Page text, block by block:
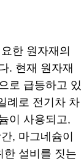
한 원자재의
. 현재 원자재
로 급등하고 있
례로 전기차 차
이 사용되고,
, 마그네슘이
한 설비를 짓는